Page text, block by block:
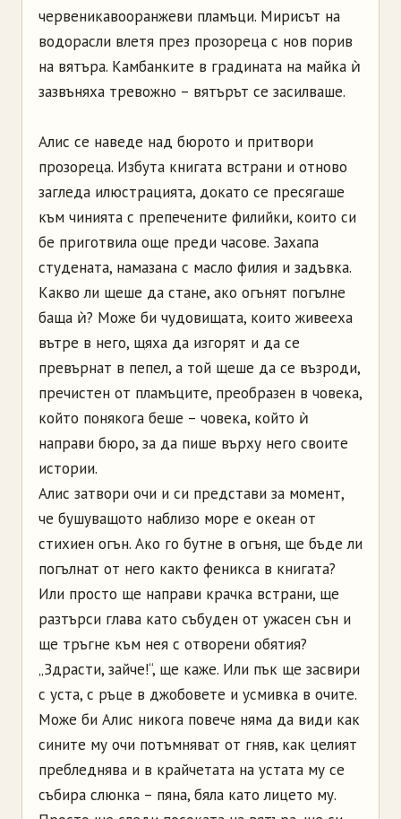
червеникавооранжеви пламъци. Мирисът на
водорасли влетя през прозореца с нов порив
на вятъра. Камбанките в градината на майка ѝ
зазвъняха тревожно – вятърът се засилваше.
Алис се наведе над бюрото и притвори
прозореца. Избута книгата встрани и отново
загледа илюстрацията, докато се пресягаше
към чинията с препечените филийки, които си
бе приготвила още преди часове. Захапа
студената, намазана с масло филия и задъвка.
Какво ли щеше да стане, ако огънят погълне
баща ѝ? Може би чудовищата, които живееха
вътре в него, щяха да изгорят и да се
превърнат в пепел, а той щеше да се възроди,
пречистен от пламъците, преобразен в човека,
който понякога беше – човека, който ѝ
направи бюро, за да пише върху него своите
истории.
Алис затвори очи и си представи за момент,
че бушуващото наблизо море е океан от
стихиен огън. Ако го бутне в огъня, ще бъде ли
погълнат от него както феникса в книгата?
Или просто ще направи крачка встрани, ще
разтърси глава като събуден от ужасен сън и
ще тръгне към нея с отворени обятия?
„Здрасти, зайче!“, ще каже. Или пък ще засвири
с уста, с ръце в джобовете и усмивка в очите.
Може би Алис никога повече няма да види как
сините му очи потъмняват от гняв, как целият
пребледнява и в крайчетата на устата му се
събира слюнка – пяна, бяла като лицето му.